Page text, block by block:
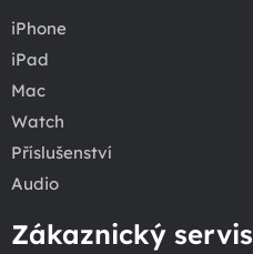
iPhone
iPad
Mac
Watch
Příslušenství
Audio
Zákaznický servis